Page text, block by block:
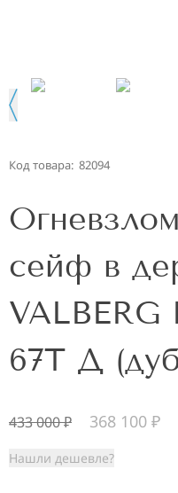
Код товара: 82094
сейф в
VALBERG
67Т Д
433 000₽ 368 100 ₽
Нашли дешевле?